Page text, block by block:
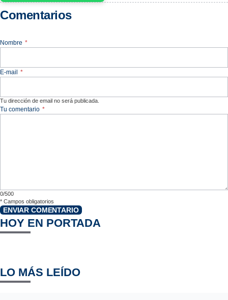
Comentarios
Nombre *
E-mail *
Tu dirección de email no será publicada.
Tu comentario *
0/500
* Campos obligatorios
ENVIAR COMENTARIO
HOY EN PORTADA
LO MÁS LEÍDO